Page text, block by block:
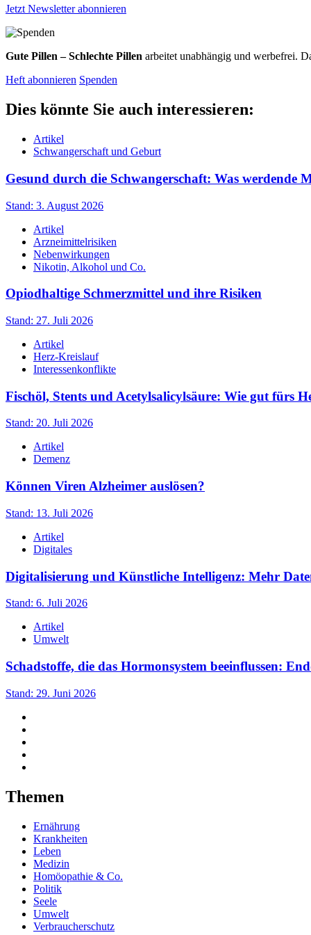
Jetzt Newsletter abonnieren
Gute Pillen – Schlechte Pillen arbeitet unabhängig und werbefrei.
Heft abonnieren Spenden
Dies könnte Sie auch interessieren:
Artikel
Schwangerschaft und Geburt
Gesund durch die Schwangerschaft: Was werdende
Stand: 3. August 2026
Artikel
Arzneimittelrisiken
Nebenwirkungen
Nikotin, Alkohol und Co.
Opiodhaltige Schmerzmittel und ihre Risiken
Stand: 27. Juli 2026
Artikel
Herz-Kreislauf
Interessenkonflikte
Fischöl, Stents und Acetylsalicylsäure: Wie gut fürs
Stand: 20. Juli 2026
Artikel
Demenz
Können Viren Alzheimer auslösen?
Stand: 13. Juli 2026
Artikel
Digitales
Digitalisierung und Künstliche Intelligenz: Mehr
Stand: 6. Juli 2026
Artikel
Umwelt
Schadstoffe, die das Hormonsystem beeinflussen:
Stand: 29. Juni 2026
Themen
Ernährung
Krankheiten
Leben
Medizin
Homöopathie & Co.
Politik
Seele
Umwelt
Verbraucherschutz